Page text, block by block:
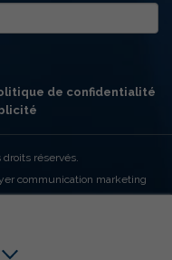
de confidentialité
droits réservés.
communication marketing